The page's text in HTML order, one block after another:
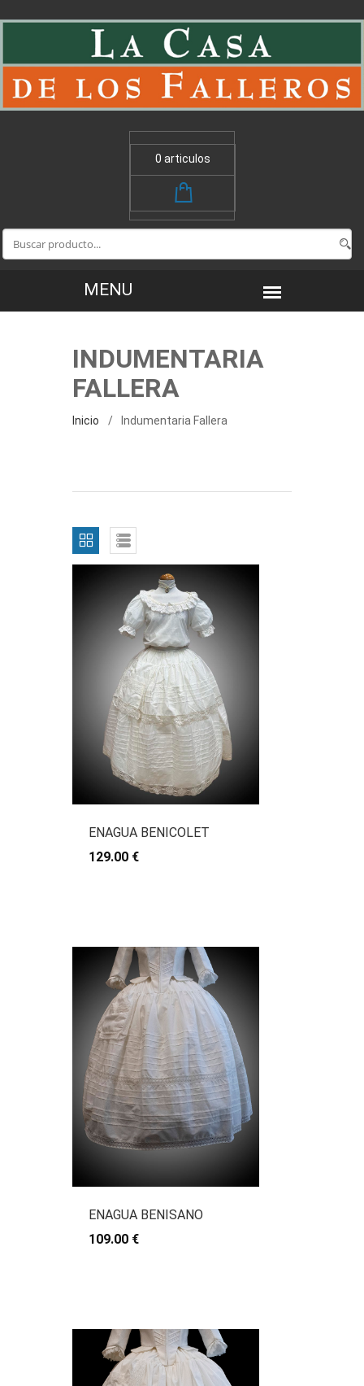
0 articulos
INDUMENTARIA
FALLERA
Inicio Indumentaria Fallera
ENAGUA BENICOLET
129.00 €
ENAGUA BENISANO
109.00 €